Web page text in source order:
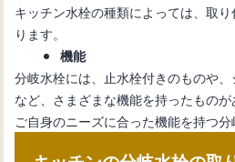
キッチン水栓の種類によっては、取
ります。
機能
分岐水栓には、止水栓付きのものや
など、さまざまな機能を持ったものが
ご自身のニーズに合った機能を持つ分